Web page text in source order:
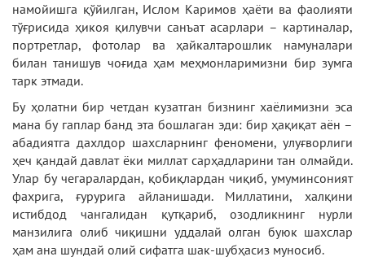
намойишга қўйилган, Ислом Каримов ҳаёти ва фаолияти
тўғрисида ҳикоя қилувчи санъат асарлари – картиналар,
портретлар, фотолар ва ҳайкалтарошлик намуналари
билан танишув чоғида ҳам меҳмонларимизни бир зумга
тарк этмади.
Бу ҳолатни бир четдан кузатган бизнинг хаёлимизни эса
мана бу гаплар банд эта бошлаган эди: бир ҳақиқат аён –
абадиятга дахлдор шахсларнинг феномени, улуғворлиги
ҳеч қандай давлат ёки миллат сарҳадларини тан олмайди.
Улар бу чегаралардан, қобиқлардан чиқиб, умуминсоният
фахрига, ғурурига айланишади. Миллатини, халқини
истибдод чангалидан қутқариб, озодликнинг нурли
манзилига олиб чиқишни уддалай олган буюк шахслар
ҳам ана шундай олий сифатга шак-шубҳасиз муносиб.